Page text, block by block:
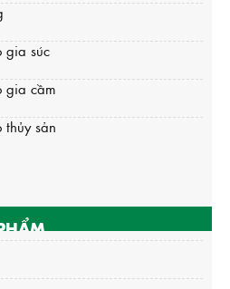
gia súc
gia cầm
sản